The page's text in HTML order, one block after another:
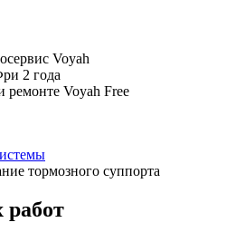
Voyah
2 года
ремонте Voyah Free
тормозного суппорта